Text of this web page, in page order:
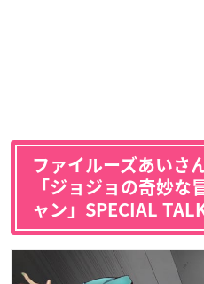
ファイルーズあいさ
「ジョジョの奇妙な
ャン」SPECIAL